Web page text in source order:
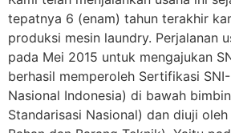
tepatnya 6 (enam) tahun terakhir
produksi mesin laundry. Perjalanan
pada Mei 2015 untuk mengajukan
berhasil memperoleh Sertifikasi
Nasional Indonesia) di bawah
Standarisasi Nasional) dan diuji